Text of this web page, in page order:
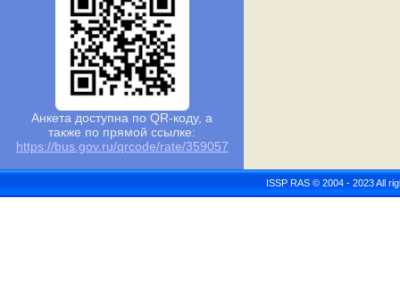
Анкета доступна по QR-коду, а
также по прямой ссылке:
https://bus.gov.ru/qrcode/rate/359057
ISSP RAS © 2004 - 2023 All